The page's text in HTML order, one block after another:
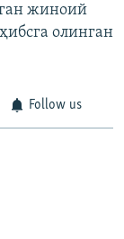
жиноий
олинган
Follow us